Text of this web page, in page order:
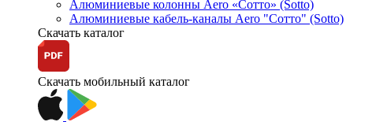
Алюминиевые колонны Aero «Сотто» (Sotto)
Алюминиевые кабель-каналы Aero "Сотто" (Sotto)
Скачать каталог
Скачать мобильный каталог